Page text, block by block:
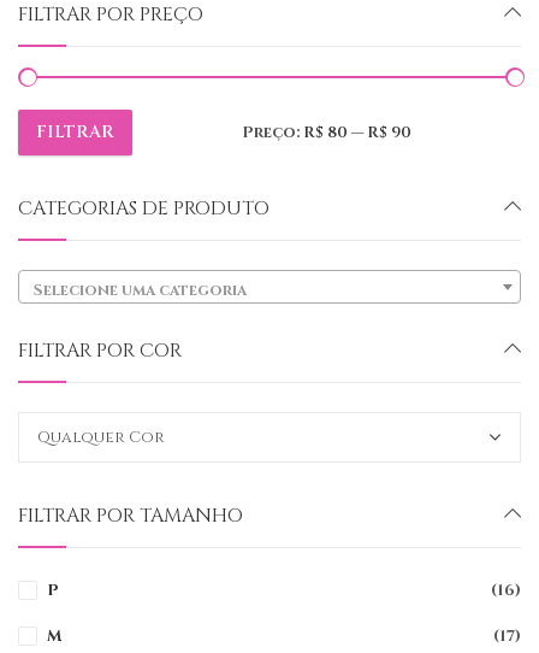
FILTRAR POR PREÇO
Preço
Preço
FILTRAR Preço: R$ 80 —R$ 90
CATEGORIAS DE PRODUTO
Selecione uma categoria
FILTRAR POR COR
FILTRAR POR TAMANHO
P (16)
M (17)